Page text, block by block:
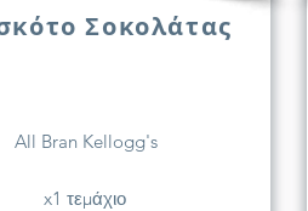
Σοκολάτας
All Bran Kellogg's
x1 τεμάχιο